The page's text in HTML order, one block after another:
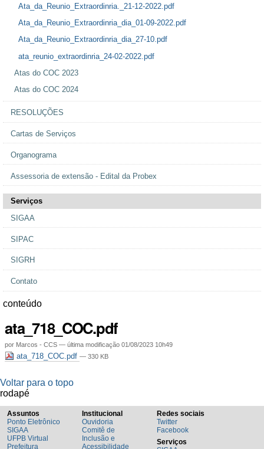
Ata_da_Reunio_Extraordinria._21-12-2022.pdf
Ata_da_Reunio_Extraordinria_dia_01-09-2022.pdf
Ata_da_Reunio_Extraordinria_dia_27-10.pdf
ata_reunio_extraordinria_24-02-2022.pdf
Atas do COC 2023
Atas do COC 2024
RESOLUÇÕES
Cartas de Serviços
Organograma
Assessoria de extensão - Edital da Probex
Serviços
SIGAA
SIPAC
SIGRH
Contato
conteúdo
ata_718_COC.pdf
por Marcos - CCS —última modificação 01/08/2023 10h49
ata_718_COC.pdf— 330 KB
Voltar para o topo
rodapé
Assuntos
Ponto Eletrônico
SIGAA
UFPB Virtual
Prefeitura
Institucional
Ouvidoria
Comitê de
Inclusão e
Acessibilidade
Redes sociais
Twitter
Facebook
Serviços